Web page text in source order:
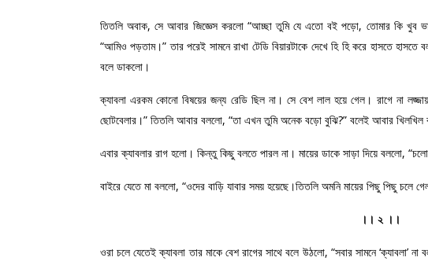
তিতলি অবাক, সে আবার জিজ্ঞেস করলো “আচ্ছা তুমি যে এতো বই পড়ো, তোমার কি খুব
“আমিও পড়তাম।” তার পরেই সামনে রাখা টেডি বিয়ারটাকে দেখে হি হি করে হাসতে
বলে ডাকলো।
ক্যাবলা এরকম কোনো বিষয়ের জন্য রেডি ছিল না। সে বেশ লাল হয়ে গেল। রাগে না
ছোটবেলার।” তিতলি আবার বললো, “তা এখন তুমি অনেক বড়ো বুঝি?” বলেই আবার
এবার ক্যাবলার রাগ হলো। কিন্তু কিছু বলতে পারল না। মায়ের ডাকে সাড়া দিয়ে বললো,
বাইরে যেতে মা বললো, “ওদের বাড়ি যাবার সময় হয়েছে।তিতলি অমনি মায়ের পিছু পিছু চলে
।। ২ ।।
ওরা চলে যেতেই ক্যাবলা তার মাকে বেশ রাগের সাথে বলে উঠলো, “সবার সামনে ‘ক্যাবলা’